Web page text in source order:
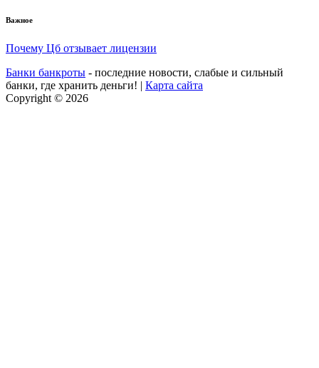
Важное
Почему Цб отзывает лицензии
Банки банкроты - последние новости, слабые и сильный
банки, где хранить деньги! | Карта сайта
Copyright © 2026